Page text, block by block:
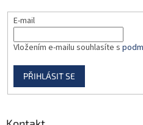
E-mail
Vložením e-mailu souhlasíte s
PŘIHLÁSIT SE